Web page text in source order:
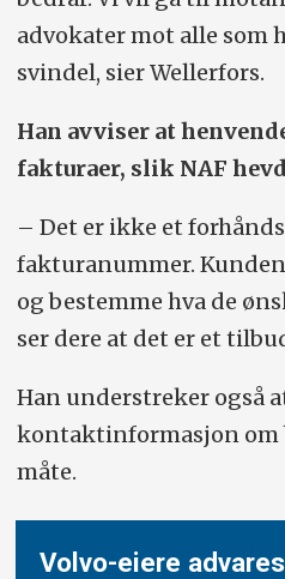
advokater mot alle som
svindel, sier Wellerfors.
Han avviser at
fakturaer, slik NAF
– Det er ikke et
fakturanummer.
og bestemme hva de
ser dere at det er et
Han understreker også
kontaktinformasjon om
måte.
Volvo-eiere